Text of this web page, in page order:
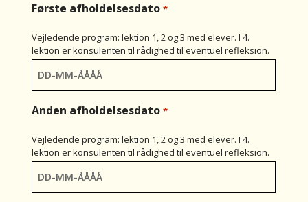
Første afholdelsesdato *
Vejledende program: lektion 1, 2 og 3 med elever. I 4.
lektion er konsulenten til rådighed til eventuel refleksion.
Anden afholdelsesdato *
Vejledende program: lektion 1, 2 og 3 med elever. I 4.
lektion er konsulenten til rådighed til eventuel refleksion.